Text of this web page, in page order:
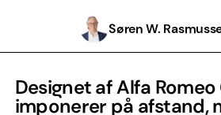
Søren W.
Designet af Alfa Romeo
imponerer på afstand,